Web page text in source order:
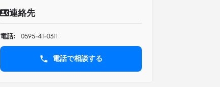
連絡先
電話: 0595-41-0311
電話で相談する